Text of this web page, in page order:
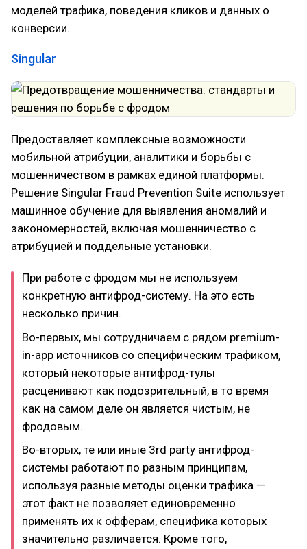
моделей трафика, поведения кликов и данных о
конверсии.
Singular
Предоставляет комплексные возможности
мобильной атрибуции, аналитики и борьбы с
мошенничеством в рамках единой платформы.
Решение Singular Fraud Prevention Suite использует
машинное обучение для выявления аномалий и
закономерностей, включая мошенничество с
атрибуцией и поддельные установки.
При работе с фродом мы не используем
конкретную антифрод-систему. На это есть
несколько причин.
Во-первых, мы сотрудничаем с рядом premium-
in-app источников со специфическим трафиком,
который некоторые антифрод-тулы
расценивают как подозрительный, в то время
как на самом деле он является чистым, не
фродовым.
Во-вторых, те или иные 3rd party антифрод-
системы работают по разным принципам,
используя разные методы оценки трафика —
этот факт не позволяет единовременно
применять их к офферам, специфика которых
значительно различается. Кроме того,